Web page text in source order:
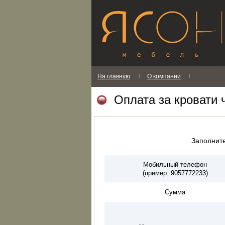
На главную l О компании l
Оплата за кровати
Мобильный телефон
(пример: 9057772233)
Сумма